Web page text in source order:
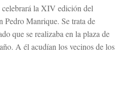
la XIV edición del
Pedro Manrique. Se trata de
que se realizaba en la plaza de
A él acudían los vecinos de los